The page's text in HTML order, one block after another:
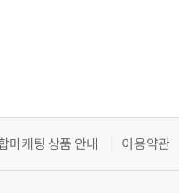
마케팅 상품 안내 이용약관